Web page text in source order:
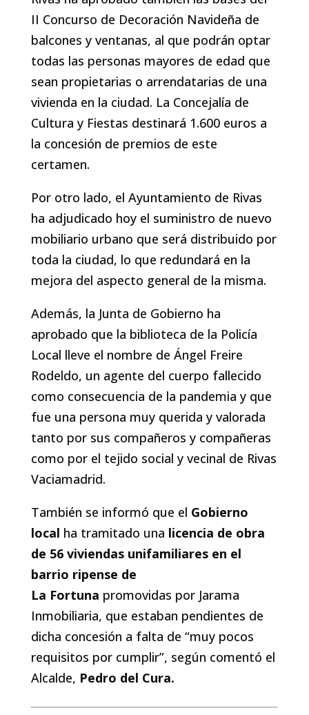
II Concurso de Decoración Navideña de
balcones y ventanas, al que podrán optar
todas las personas mayores de edad que
sean propietarias o arrendatarias de una
vivienda en la ciudad. La Concejalía de
Cultura y Fiestas destinará 1.600 euros a
la concesión de premios de este
certamen.
Por otro lado, el Ayuntamiento de Rivas
ha adjudicado hoy el suministro de nuevo
mobiliario urbano que será distribuido por
toda la ciudad, lo que redundará en la
mejora del aspecto general de la misma.
Además, la Junta de Gobierno ha
aprobado que la biblioteca de la Policía
Local lleve el nombre de Ángel Freire
Rodeldo, un agente del cuerpo fallecido
como consecuencia de la pandemia y que
fue una persona muy querida y valorada
tanto por sus compañeros y compañeras
como por el tejido social y vecinal de Rivas
Vaciamadrid.
También se informó que el Gobierno
local ha tramitado una licencia de obra
de 56 viviendas unifamiliares en el
barrio ripense de
La Fortuna promovidas por Jarama
Inmobiliaria, que estaban pendientes de
dicha concesión a falta de “muy pocos
requisitos por cumplir”, según comentó el
Alcalde, Pedro del Cura.